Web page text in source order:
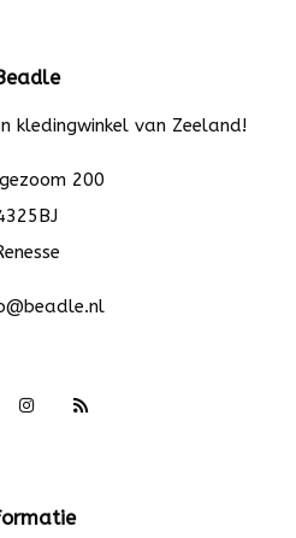
kledingwinkel van Zeeland!
200